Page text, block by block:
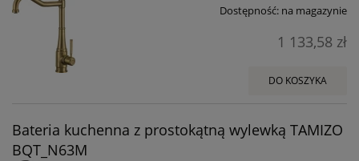
Dostępność: na magazynie
1 133,58 zł
DO KOSZYKA
Bateria kuchenna z prostokątną wylewką TAMIZO
BQT_N63M